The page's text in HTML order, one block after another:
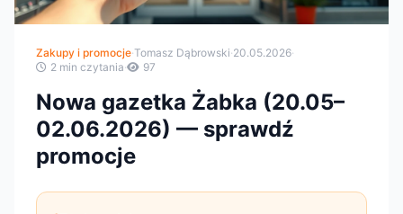
Zakupy i promocje·Tomasz Dąbrowski·20.05.2026·
2 min czytania· 97
Nowa gazetka Żabka (20.05–
02.06.2026) — sprawdź
promocje